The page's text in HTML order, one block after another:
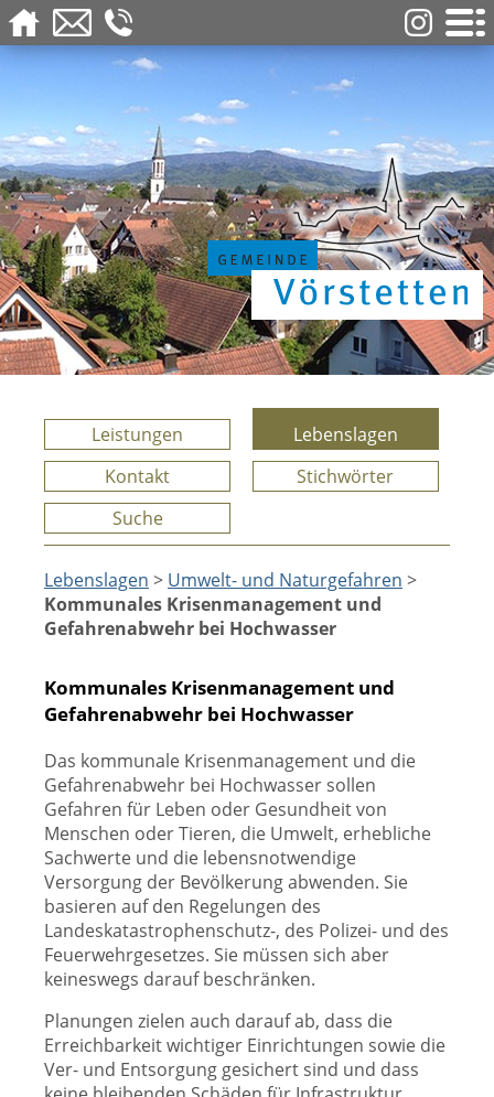
Leistungen
Lebenslagen
Kontakt
Stichwörter
Suche
Lebenslagen > Umwelt- und Naturgefahren >
Kommunales Krisenmanagement und
Gefahrenabwehr bei Hochwasser
Kommunales Krisenmanagement und
Gefahrenabwehr bei Hochwasser
Das kommunale Krisenmanagement und die
Gefahrenabwehr bei Hochwasser sollen
Gefahren für Leben oder Gesundheit von
Menschen oder Tieren, die Umwelt, erhebliche
Sachwerte und die lebensnotwendige
Versorgung der Bevölkerung abwenden. Sie
basieren auf den Regelungen des
Landeskatastrophenschutz-, des Polizei- und des
Feuerwehrgesetzes. Sie müssen sich aber
keineswegs darauf beschränken.
Planungen zielen auch darauf ab, dass die
Erreichbarkeit wichtiger Einrichtungen sowie die
Ver- und Entsorgung gesichert sind und dass